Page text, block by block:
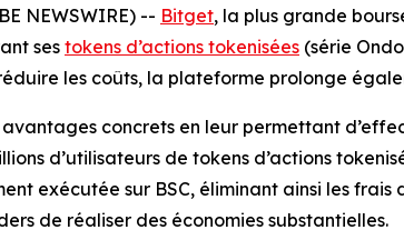
NEWSWIRE) -- Bitget, la plus grande
ses tokens d’actions tokenisées (série
les coûts, la plateforme prolonge
concrets en leur permettant
d’utilisateurs de tokens d’actions
exécutée sur BSC, éliminant ainsi les
de réaliser des économies substantielles.